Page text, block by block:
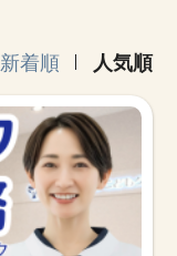
新着順 人気順